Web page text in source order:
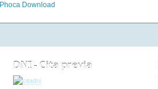
Phoca Download
DNI - Cita previa